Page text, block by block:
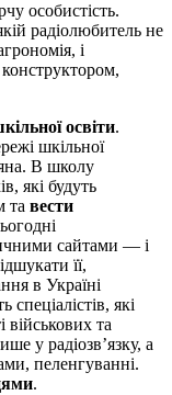
особистість.
радіолюбитель не
і
освіти.
шкільної
В школу
які будуть
та вести
сайтами — і
її,
в Україні
спеціалістів, які
військових та
у радіозв’язку, а
пеленгуванні.
.